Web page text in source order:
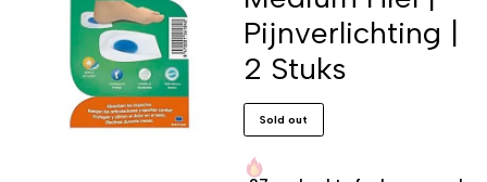
Pijnverlichting |
2 Stuks
Sold out